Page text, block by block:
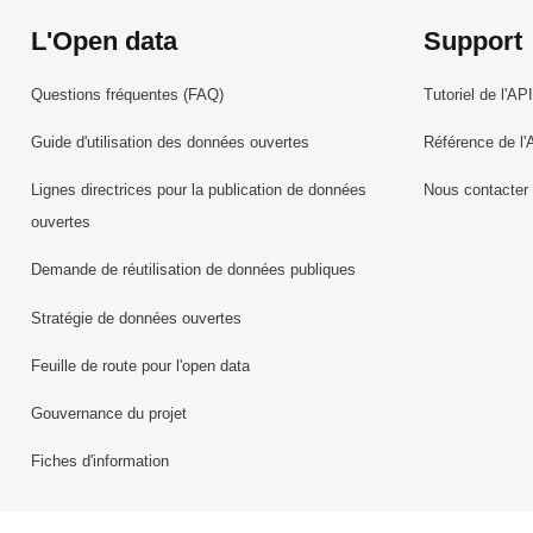
L'Open data
Questions fréquentes (FAQ)
Guide d'utilisation des données ouvertes
Lignes directrices pour la publication de données
ouvertes
Demande de réutilisation de données publiques
Stratégie de données ouvertes
Feuille de route pour l'open data
Gouvernance du projet
Fiches d'information
Support
Tutoriel de l'API
Référence de
Nous contacter